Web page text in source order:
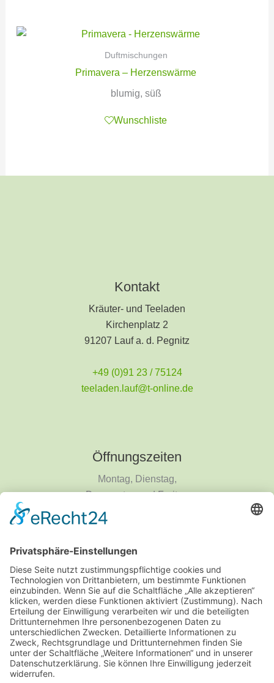
Duftmischungen
Primavera – Herzenswärme
blumig, süß
Wunschliste
Kontakt
Kräuter- und Teeladen
Kirchenplatz 2
91207 Lauf a. d. Pegnitz
+49 (0)91 23 / 75124
teeladen.lauf@t-online.de
Öffnungszeiten
Montag, Dienstag,
Donnerstag und Freitag
9 - 14 Uhr
Informationen
Über uns
Produktanfrage